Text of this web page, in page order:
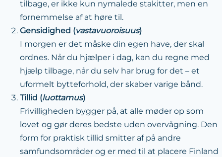
tilbage, er ikke kun nymalede stakitter, men en
fornemmelse af at høre til.
Gensidighed (vastavuoroisuus)
I morgen er det måske din egen have, der skal
ordnes. Når du hjælper i dag, kan du regne med
hjælp tilbage, når du selv har brug for det – et
uformelt bytteforhold, der skaber varige bånd.
Tillid (luottamus)
Frivilligheden bygger på, at alle møder op som
lovet og gør deres bedste uden overvågning. Den
form for praktisk tillid smitter af på andre
samfundsområder og er med til at placere Finland